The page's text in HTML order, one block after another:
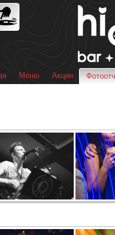
меню
Меню Акции